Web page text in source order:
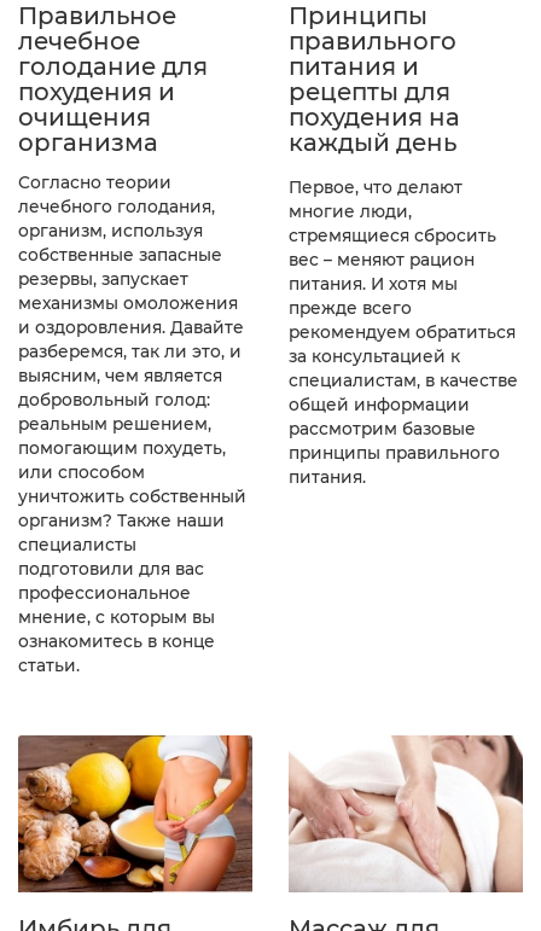
Правильное
лечебное
голодание для
похудения и
очищения
организма
Согласно теории
лечебного голодания,
организм, используя
собственные запасные
резервы, запускает
механизмы омоложения
и оздоровления. Давайте
разберемся, так ли это, и
выясним, чем является
добровольный голод:
реальным решением,
помогающим похудеть,
или способом
уничтожить собственный
организм? Также наши
специалисты
подготовили для вас
профессиональное
мнение, с которым вы
ознакомитесь в конце
статьи.
Принципы
правильного
питания и
рецепты для
похудения на
каждый день
Первое, что делают
многие люди,
стремящиеся сбросить
вес – меняют рацион
питания. И хотя мы
прежде всего
рекомендуем обратиться
за консультацией к
специалистам, в качестве
общей информации
рассмотрим базовые
принципы правильного
питания.